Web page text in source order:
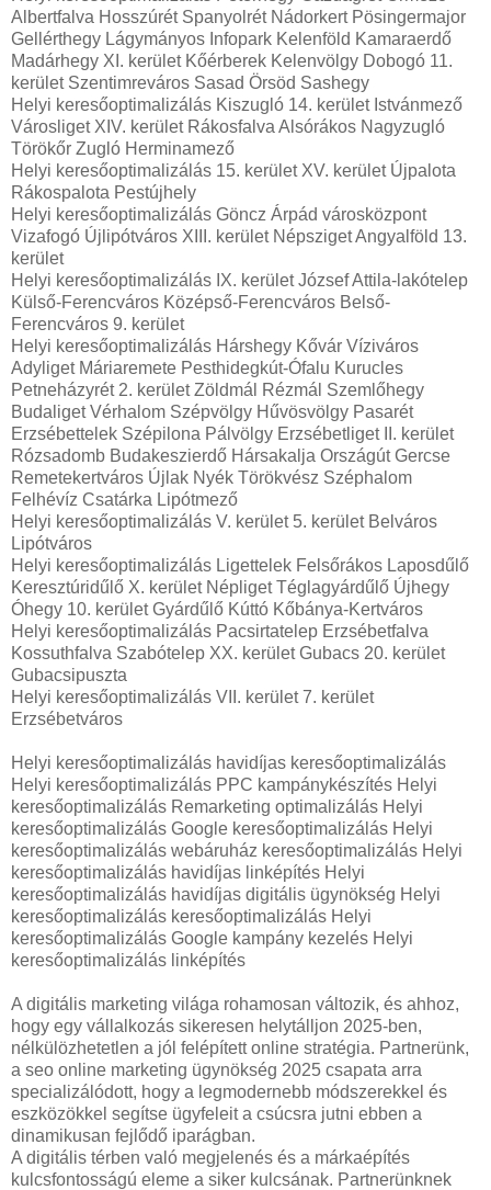
Albertfalva Hosszúrét Spanyolrét Nádorkert Pösingermajor
Gellérthegy Lágymányos Infopark Kelenföld Kamaraerdő
Madárhegy XI. kerület Kőérberek Kelenvölgy Dobogó 11.
kerület Szentimreváros Sasad Örsöd Sashegy
Helyi keresőoptimalizálás Kiszugló 14. kerület Istvánmező
Városliget XIV. kerület Rákosfalva Alsórákos Nagyzugló
Törökőr Zugló Herminamező
Helyi keresőoptimalizálás 15. kerület XV. kerület Újpalota
Rákospalota Pestújhely
Helyi keresőoptimalizálás Göncz Árpád városközpont
Vizafogó Újlipótváros XIII. kerület Népsziget Angyalföld 13.
kerület
Helyi keresőoptimalizálás IX. kerület József Attila-lakótelep
Külső-Ferencváros Középső-Ferencváros Belső-
Ferencváros 9. kerület
Helyi keresőoptimalizálás Hárshegy Kővár Víziváros
Adyliget Máriaremete Pesthidegkút-Ófalu Kurucles
Petneházyrét 2. kerület Zöldmál Rézmál Szemlőhegy
Budaliget Vérhalom Szépvölgy Hűvösvölgy Pasarét
Erzsébettelek Szépilona Pálvölgy Erzsébetliget II. kerület
Rózsadomb Budakeszierdő Hársakalja Országút Gercse
Remetekertváros Újlak Nyék Törökvész Széphalom
Felhévíz Csatárka Lipótmező
Helyi keresőoptimalizálás V. kerület 5. kerület Belváros
Lipótváros
Helyi keresőoptimalizálás Ligettelek Felsőrákos Laposdűlő
Keresztúridűlő X. kerület Népliget Téglagyárdűlő Újhegy
Óhegy 10. kerület Gyárdűlő Kúttó Kőbánya-Kertváros
Helyi keresőoptimalizálás Pacsirtatelep Erzsébetfalva
Kossuthfalva Szabótelep XX. kerület Gubacs 20. kerület
Gubacsipuszta
Helyi keresőoptimalizálás VII. kerület 7. kerület
Erzsébetváros
Helyi keresőoptimalizálás havidíjas keresőoptimalizálás
Helyi keresőoptimalizálás PPC kampánykészítés Helyi
keresőoptimalizálás Remarketing optimalizálás Helyi
keresőoptimalizálás Google keresőoptimalizálás Helyi
keresőoptimalizálás webáruház keresőoptimalizálás Helyi
keresőoptimalizálás havidíjas linképítés Helyi
keresőoptimalizálás havidíjas digitális ügynökség Helyi
keresőoptimalizálás keresőoptimalizálás Helyi
keresőoptimalizálás Google kampány kezelés Helyi
keresőoptimalizálás linképítés
A digitális marketing világa rohamosan változik, és ahhoz,
hogy egy vállalkozás sikeresen helytálljon 2025-ben,
nélkülözhetetlen a jól felépített online stratégia. Partnerünk,
a seo online marketing ügynökség 2025 csapata arra
specializálódott, hogy a legmodernebb módszerekkel és
eszközökkel segítse ügyfeleit a csúcsra jutni ebben a
dinamikusan fejlődő iparágban.
A digitális térben való megjelenés és a márkaépítés
kulcsfontosságú eleme a siker kulcsának. Partnerünknek